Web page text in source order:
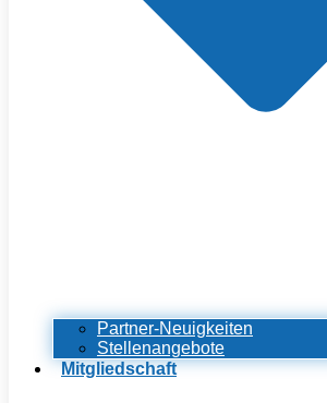
Partner-Neuigkeiten
Stellenangebote
Mitgliedschaft